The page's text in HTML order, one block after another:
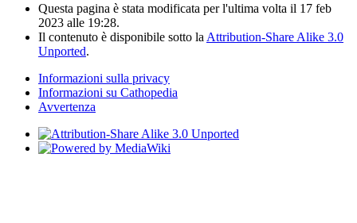
Questa pagina è stata modificata per l'ultima volta il 17 feb
2023 alle 19:28.
Il contenuto è disponibile sotto la Attribution-Share Alike 3.0
Unported.
Informazioni sulla privacy
Informazioni su Cathopedia
Avvertenza